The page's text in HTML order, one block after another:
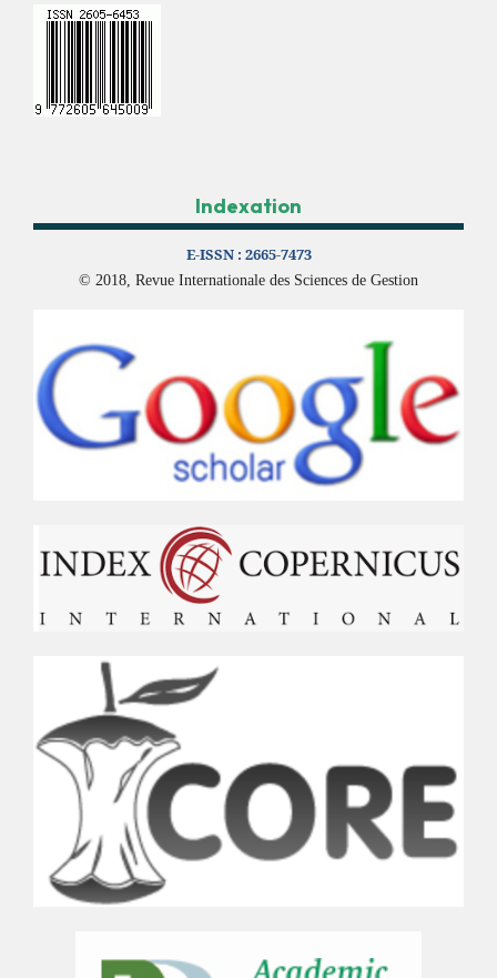
Indexation
E-ISSN : 2665-7473
© 2018, Revue Internationale des Sciences de Gestion